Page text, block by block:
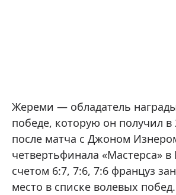
Жереми — обладатель
победе, которую он получил в
после матча с Джоном
четвертьфинала «Мастерса»
счетом 6:7, 7:6, 7:6 француз
место в списке волевых